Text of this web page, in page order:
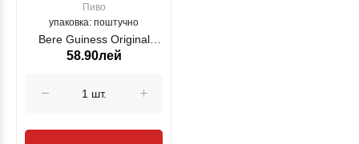
Пиво
упаковка: поштучно
Bere Guiness Original
0.33L
58.90лей